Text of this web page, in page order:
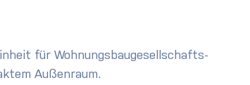
für Wohnungsbaugesellschafts-
Außenraum.